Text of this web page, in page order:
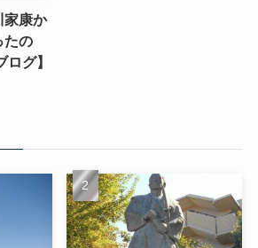
家康か
たの
グ】